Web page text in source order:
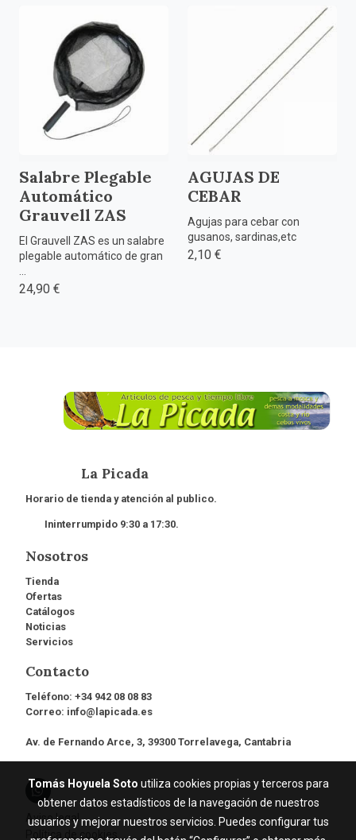
Salabre Plegable
Automático
Grauvell ZAS
El Grauvell ZAS es un salabre
plegable automático de gran
24,90 €
AGUJAS DE
CEBAR
Agujas para cebar con
gusanos, sardinas,etc
2,10 €
La Picada
Horario de tienda y atención al publico.
Ininterrumpido 9:30 a 17:30.
Nosotros
Tienda
Ofertas
Catálogos
Noticias
Servicios
Contacto
Teléfono: +34 942 08 08 83
Correo: info@lapicada.es
Av. de Fernando Arce, 3, 39300 Torrelavega, Cantabria
Aviso legal
Política de cookies
Tomás Hoyuela Soto utiliza cookies propias y terceros para
obtener datos estadísticos de la navegación de nuestros
usuarios y mejorar nuestros servicios. Puedes configurar tus